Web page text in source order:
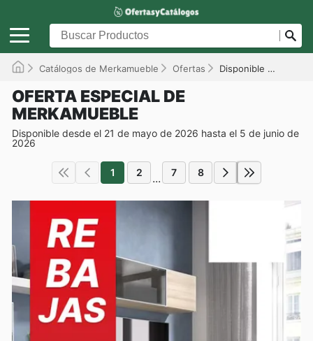
Catálogos de Merkamueble Ofertas Disponible hasta el 05/06/2026
OFERTA ESPECIAL DE
MERKAMUEBLE
Disponible desde el 21 de mayo de 2026 hasta el 5 de junio de
2026
1 2 ... 7 8